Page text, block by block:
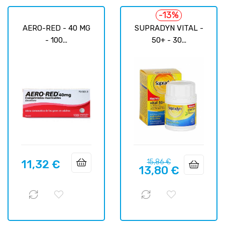
AERO-RED - 40 MG
- 100...
Precio
11,32 €
SUPRADYN VITAL -
50+ - 30...
-13%
Precio
regular
15,86 €Precio
13,80 €